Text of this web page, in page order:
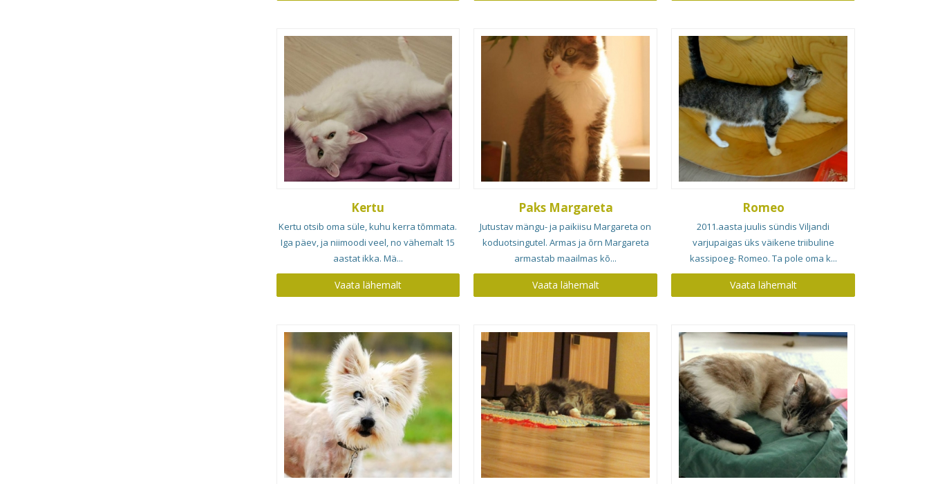
Kertu
Kertu otsib oma süle, kuhu kerra tõmmata.
Iga päev, ja niimoodi veel, no vähemalt 15
aastat ikka. Mä...
Vaata lähemalt
Paks Margareta
Jutustav mängu- ja paikiisu Margareta on
koduotsingutel. Armas ja õrn Margareta
armastab maailmas kõ...
Vaata lähemalt
Romeo
2011.aasta juulis sündis Viljandi
varjupaigas üks väikene triibuline
kassipoeg- Romeo. Ta pole oma k...
Vaata lähemalt